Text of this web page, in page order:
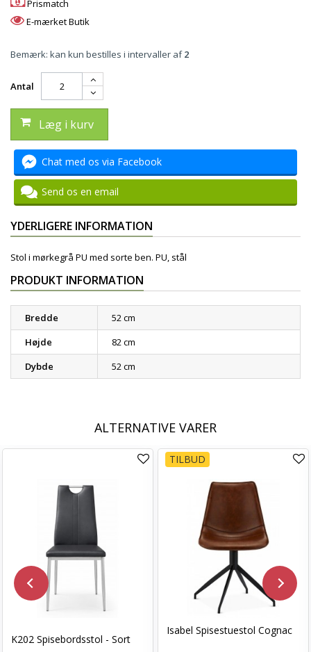
Prismatch
E-mærket Butik
Bemærk: kan kun bestilles i intervaller af2
Antal
Læg i kurv
Chat med os via Facebook
Send os en email
YDERLIGERE INFORMATION
Stol i mørkegrå PU med sorte ben. PU, stål
PRODUKT INFORMATION
Bredde
52 cm
Højde
82 cm
Dybde
52 cm
ALTERNATIVE VARER
K202 Spisebordsstol - Sort
TILBUD
Isabel Spisestuestol Cognac